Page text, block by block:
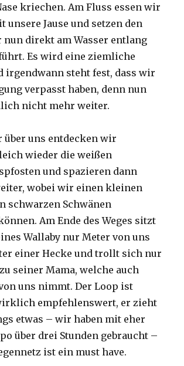
kriechen. Am Fluss essen wir
unsere Jause und setzen den
nun direkt am Wasser entlang
Es wird eine ziemliche
irgendwann steht fest, dass wir
verpasst haben, denn nun
nicht mehr weiter.
über uns entdecken wir
wieder die weißen
und spazieren dann
wobei wir einen kleinen
schwarzen Schwänen
Am Ende des Weges sitzt
Wallaby nur Meter von uns
einer Hecke und trollt sich nur
seiner Mama, welche auch
uns nimmt. Der Loop ist
empfehlenswert, er zieht
etwas – wir haben mit eher
über drei Stunden gebraucht –
ist ein must have.